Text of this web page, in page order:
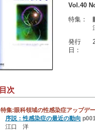
Vol.40
特集：
発行
日：
目次
特集:眼科領域の性感染症アップデ
序説：性感染症の最近の動向 p001
江口 洋